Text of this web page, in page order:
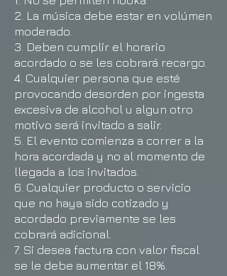
2. La música debe estar en volúmen
moderado.
3. Deben cumplir el horario
acordado o se les cobrará recargo.
4. Cualquier persona que esté
provocando desorden por ingesta
excesiva de alcohol u algun otro
motivo será invitado a salir.
5. El evento comienza a correr a la
hora acordada y no al momento de
llegada a los invitados.
6. Cualquier producto o servicio
que no haya sido cotizado y
acordado previamente se les
cobrará adicional.
7. Si desea factura con valor fiscal
se le debe aumentar el 18%.